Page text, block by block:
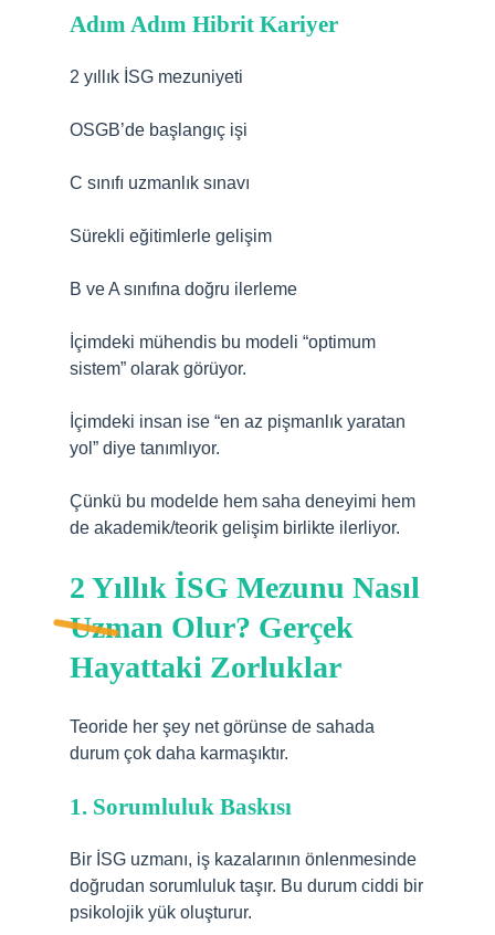
Adım Adım Hibrit Kariyer
2 yıllık İSG mezuniyeti
OSGB’de başlangıç işi
C sınıfı uzmanlık sınavı
Sürekli eğitimlerle gelişim
B ve A sınıfına doğru ilerleme
İçimdeki mühendis bu modeli “optimum
sistem” olarak görüyor.
İçimdeki insan ise “en az pişmanlık yaratan
yol” diye tanımlıyor.
Çünkü bu modelde hem saha deneyimi hem
de akademik/teorik gelişim birlikte ilerliyor.
2 Yıllık İSG Mezunu Nasıl
Uzman Olur? Gerçek
Hayattaki Zorluklar
Teoride her şey net görünse de sahada
durum çok daha karmaşıktır.
1. Sorumluluk Baskısı
Bir İSG uzmanı, iş kazalarının önlenmesinde
doğrudan sorumluluk taşır. Bu durum ciddi bir
psikolojik yük oluşturur.